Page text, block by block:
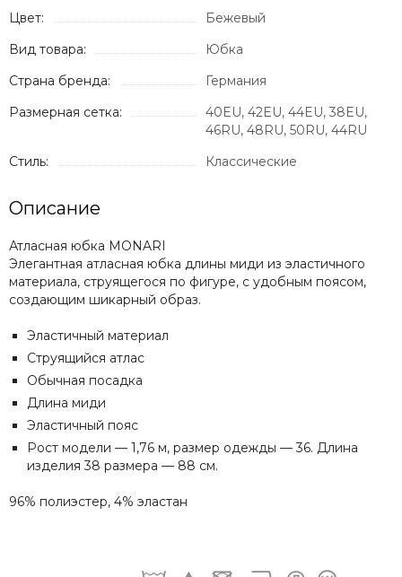
Цвет:
Бежевый
Вид товара:
Юбка
Страна бренда:
Германия
Размерная сетка:
40EU, 42EU, 44EU, 38EU,
46RU, 48RU, 50RU, 44RU
Стиль:
Классические
Описание
Атласная юбка MONARI
Элегантная атласная юбка длины миди из эластичного
материала, струящегося по фигуре, с удобным поясом,
создающим шикарный образ.
Эластичный материал
Струящийся атлас
Обычная посадка
Длина миди
Эластичный пояс
Рост модели — 1,76 м, размер одежды — 36. Длина
изделия 38 размера — 88 см.
96% полиэстер, 4% эластан